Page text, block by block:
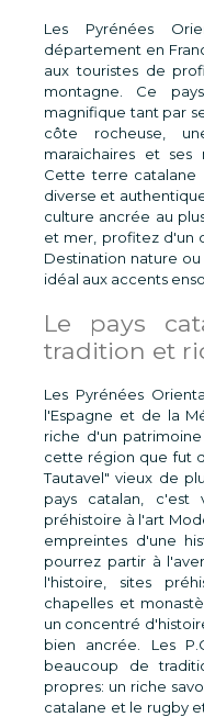
Les Pyrénées
département en
aux touristes de
montagne. Ce
magnifique tant par
côte rocheuse,
maraichaires et ses
Cette terre
diverse et
culture ancrée au
et mer, profitez d'un
Destination nature
idéal aux accents
Le pays
tradition et
Les Pyrénées
l'Espagne et de la
riche d'un
cette région que fut
Tautavel" vieux de
pays catalan,
préhistoire à l'art
empreintes d'une
pourrez partir à
l'histoire, sites
chapelles et
un concentré
bien ancrée. Les
beaucoup de
propres: un riche
catalane et le rugby